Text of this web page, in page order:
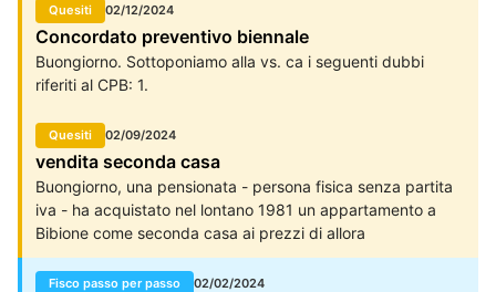
Quesiti 02/12/2024
Concordato preventivo biennale
Buongiorno. Sottoponiamo alla vs. ca i seguenti dubbi
riferiti al CPB: 1.
Quesiti 02/09/2024
vendita seconda casa
Buongiorno, una pensionata - persona fisica senza partita
iva - ha acquistato nel lontano 1981 un appartamento a
Bibione come seconda casa ai prezzi di allora
(ipoteticamente 30 milioni di Lire ovvero 15494 mila euro di
oggi) nel 2021 l'amministrazione condominiale ha
Fisco passo per passo 02/02/2024